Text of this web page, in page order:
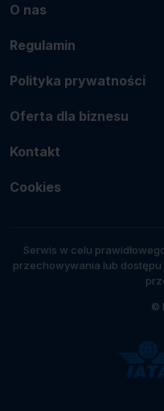
O nas
Regulamin
Polityka prywatności
Oferta dla biznesu
Kontakt
Cookies
Serwis w celu
przechowywania lub
©